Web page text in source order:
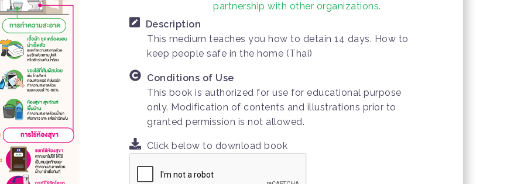
partnership with other organizations.
Description
This medium teaches you how to detain 14 days. How to
keep people safe in the home (Thai)
Conditions of Use
This book is authorized for use for educational purpose
only. Modification of contents and illustrations prior to
granted permission is not allowed.
Click below to download book